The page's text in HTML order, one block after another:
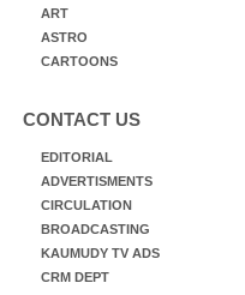
ART
ASTRO
CARTOONS
CONTACT US
EDITORIAL
ADVERTISMENTS
CIRCULATION
BROADCASTING
KAUMUDY TV ADS
CRM DEPT